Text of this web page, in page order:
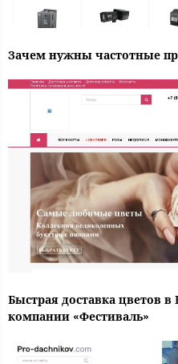
Зачем нужны частотные
Быстрая доставка цветов в
компании «Фестиваль»